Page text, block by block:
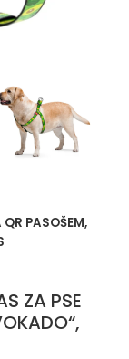
PASOŠEM,
ZA PSE